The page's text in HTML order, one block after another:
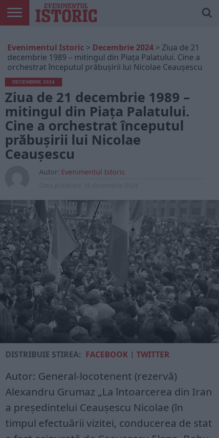
ONLINE
EDIȚII
TIPĂRITE
ISTORIC
PLAY
CONTUL
MEU
Evenimentul Istoric > Decembrie 2024 > Ziua de 21
decembrie 1989 – mitingul din Piața Palatului. Cine a
orchestrat începutul prăbușirii lui Nicolae Ceaușescu
DECEMBRIE 2024
Ziua de 21 decembrie 1989 –
mitingul din Piața Palatului.
Cine a orchestrat începutul
prăbușirii lui Nicolae
Ceaușescu
Autor: Evenimentul Istoric
DISTRIBUIE ȘTIREA: FACEBOOK |TWITTER
Autor: General-locotenent (rezervă)
Alexandru Grumaz „La întoarcerea din Iran
a preşedintelui Ceauşescu Nicolae (în
timpul efectuării vizitei, conducerea de stat